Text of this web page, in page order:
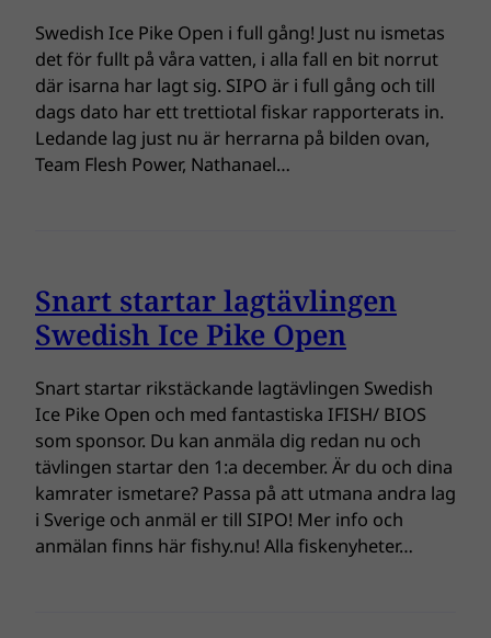
Swedish Ice Pike Open i full gång! Just nu ismetas
det för fullt på våra vatten, i alla fall en bit norrut
där isarna har lagt sig. SIPO är i full gång och till
dags dato har ett trettiotal fiskar rapporterats in.
Ledande lag just nu är herrarna på bilden ovan,
Team Flesh Power, Nathanael…
Snart startar lagtävlingen
Swedish Ice Pike Open
Snart startar rikstäckande lagtävlingen Swedish
Ice Pike Open och med fantastiska IFISH/ BIOS
som sponsor. Du kan anmäla dig redan nu och
tävlingen startar den 1:a december. Är du och dina
kamrater ismetare? Passa på att utmana andra lag
i Sverige och anmäl er till SIPO! Mer info och
anmälan finns här fishy.nu! Alla fiskenyheter…